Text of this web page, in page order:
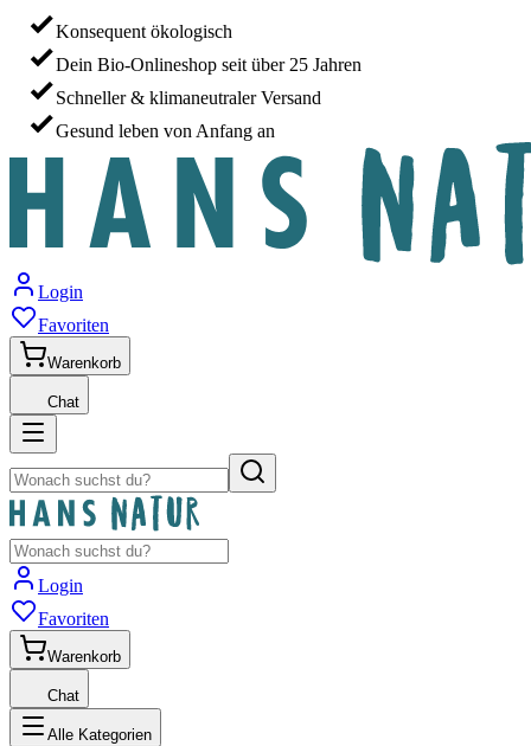
Konsequent ökologisch
Dein Bio-Onlineshop seit über 25 Jahren
Schneller & klimaneutraler Versand
Gesund leben von Anfang an
Login
Favoriten
Warenkorb
Chat
Login
Favoriten
Warenkorb
Chat
Alle Kategorien